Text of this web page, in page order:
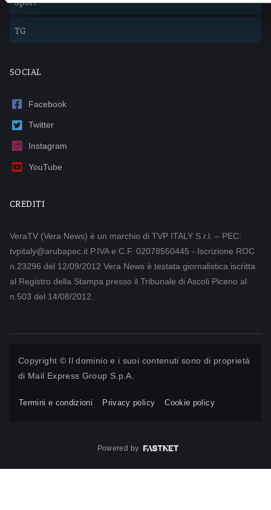
TG
SOCIAL
Facebook
Twitter
Instagram
YouTube
CREDITI
VeraTV (Vera News) è un marchio di TVP ITALY S.r.l. – PEC:
tvpitaly@arubapec.it P.IVA e C.F. 02078550445 - Iscrizione ROC
n.23296 del 12/09/2012 Vera News è testata giornalistica iscritta
al Registro della Stampa presso il Tribunale di Ascoli Piceno al
n.503 del 14/08/2012.
Copyright © Il dominio e i suoi contenuti sono di proprietà
di Mail Express Group S.p.A.
Termini e condizioni Privacy policy Cookie policy
Powered by